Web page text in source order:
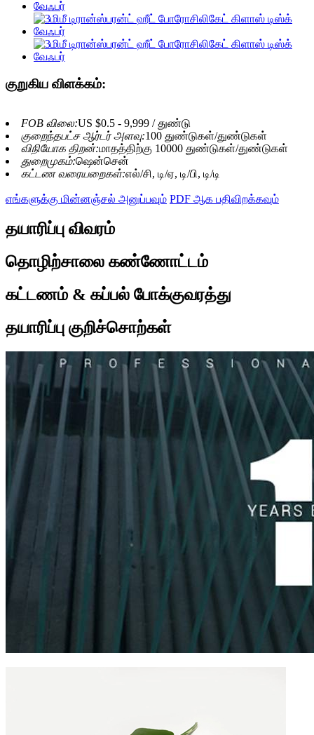
குறுகிய விளக்கம்:
FOB விலை:US $0.5 - 9,999 / துண்டு
குறைந்தபட்ச ஆர்டர் அளவு:100 துண்டுகள்/துண்டுகள்
விநியோக திறன்:மாதத்திற்கு 10000 துண்டுகள்/துண்டுகள்
துறைமுகம்:ஷென்சென்
கட்டண வரையறைகள்:எல்/சி, டி/ஏ, டி/பி, டி/டி
எங்களுக்கு மின்னஞ்சல் அனுப்பவும் PDF ஆக பதிவிறக்கவும்
தயாரிப்பு விவரம்
தொழிற்சாலை கண்ணோட்டம்
கட்டணம் & கப்பல் போக்குவரத்து
தயாரிப்பு குறிச்சொற்கள்